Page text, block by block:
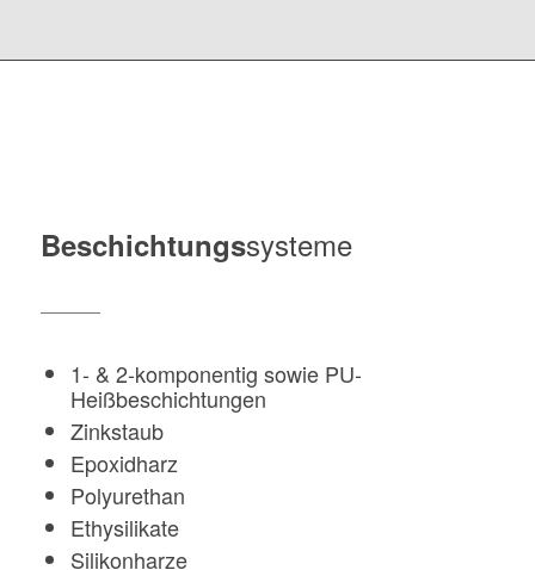
Beschichtungssysteme
1- & 2-komponentig sowie PU-
Heißbeschichtungen
Zinkstaub
Epoxidharz
Polyurethan
Ethysilikate
Silikonharze